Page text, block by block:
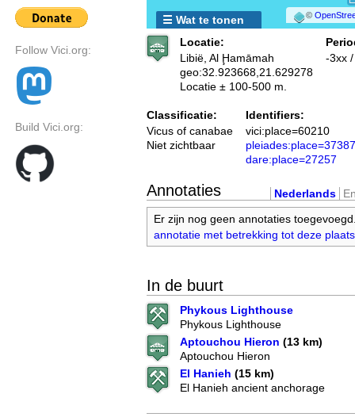
Follow Vici.org:
Build Vici.org:
©
☰ Wat te tonen
Locatie:
Libië, Al Ḩamāmah
geo:32.923668,21.629278
Locatie ± 100-500 m.
-3xx
Classificatie:
Vicus of canabae
Niet zichtbaar
Identifiers:
vici:place=60210
dare:place=27257
Annotaties Nederlands
Er zijn nog geen annotaties
annotatie met betrekking tot deze
In de buurt
Phykous Lighthouse
Phykous Lighthouse
Aptouchou Hieron (13 km)
Aptouchou Hieron
El Hanieh (15 km)
El Hanieh ancient anchorage